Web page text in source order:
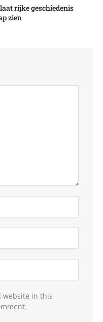
laat rijke geschiedenis
zien
website in this